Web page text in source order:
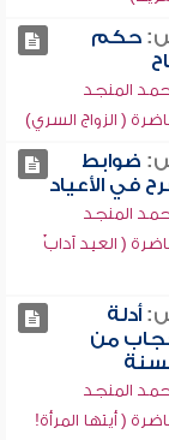
حكم
المنجد
( الزواج السري)
ضوابط
في الأعياد
المنجد
( العيد آدابٌ
أدلة
من
المنجد
( أيتها المرأة!